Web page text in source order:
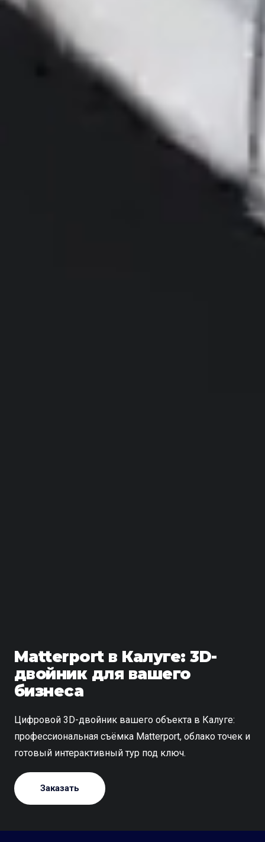
Matterport в Калуге: 3D-
двойник для вашего
бизнеса
Цифровой 3D-двойник вашего объекта в Калуге:
профессиональная съёмка Matterport, облако точек и
готовый интерактивный тур под ключ.
Заказать